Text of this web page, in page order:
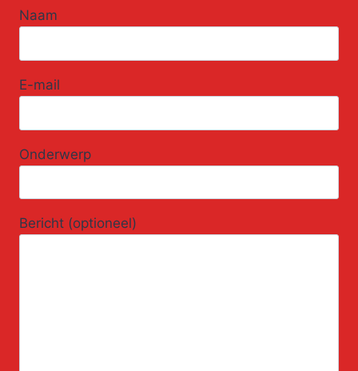
Naam
E-mail
Onderwerp
Bericht (optioneel)